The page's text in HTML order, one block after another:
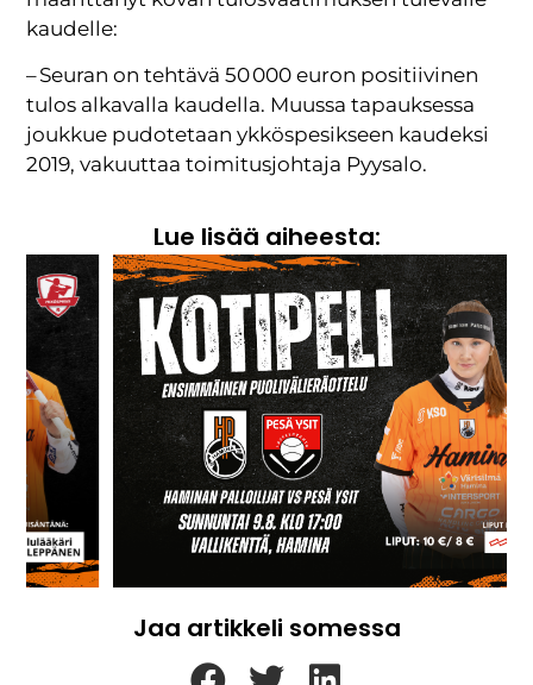
kaudelle:
– Seuran on tehtävä 50 000 euron positiivinen
tulos alkavalla kaudella. Muussa tapauksessa
joukkue pudotetaan ykköspesikseen kaudeksi
2019, vakuuttaa toimitusjohtaja Pyysalo.
Lue lisää aiheesta:
Jaa artikkeli somessa